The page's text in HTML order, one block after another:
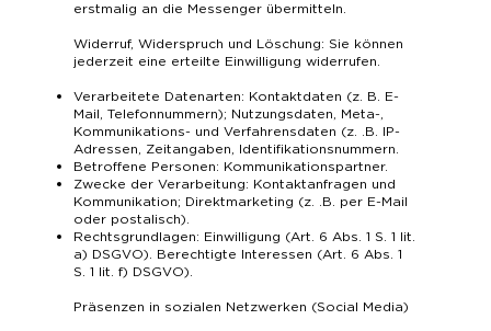
erstmalig an die Messenger übermitteln.
Widerruf, Widerspruch und Löschung: Sie können
jederzeit eine erteilte Einwilligung widerrufen.
Verarbeitete Datenarten: Kontaktdaten (z. B. E-
Mail, Telefonnummern); Nutzungsdaten, Meta-,
Kommunikations- und Verfahrensdaten (z. .B. IP-
Adressen, Zeitangaben, Identifikationsnummern.
Betroffene Personen: Kommunikationspartner.
Zwecke der Verarbeitung: Kontaktanfragen und
Kommunikation; Direktmarketing (z. .B. per E-Mail
oder postalisch).
Rechtsgrundlagen: Einwilligung (Art. 6 Abs. 1 S. 1 lit.
a) DSGVO). Berechtigte Interessen (Art. 6 Abs. 1
S. 1 lit. f) DSGVO).
Präsenzen in sozialen Netzwerken (Social Media)